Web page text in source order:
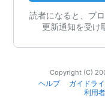
読者になると、ブ
更新通知を受け
Copyright (C)
ヘルプ
ガイドラ
利用